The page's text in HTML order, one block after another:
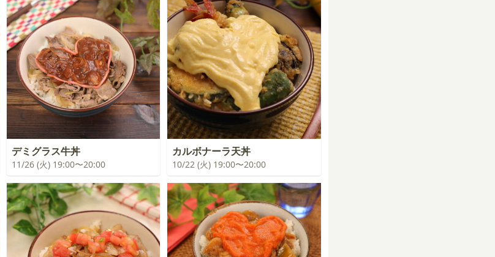
デミグラス牛丼
11/26 (火) 19:00〜20:00
カルボナーラ天丼
10/22 (火) 19:00〜20:00